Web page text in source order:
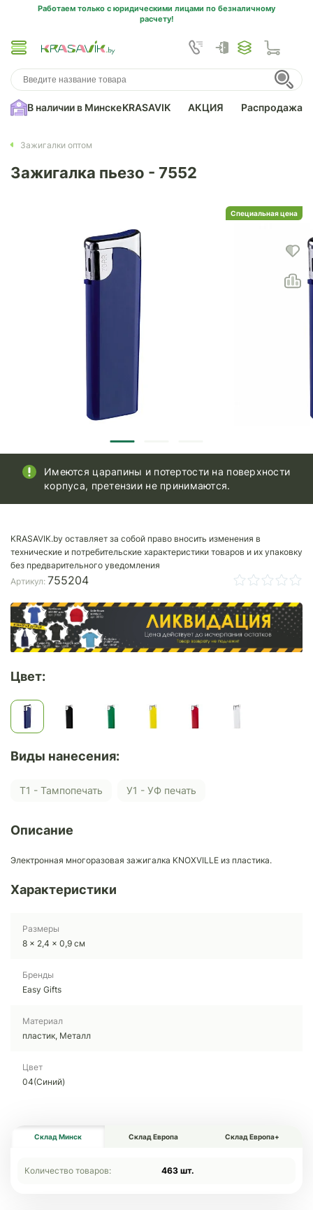
Работаем только с юридическими лицами по безналичному
расчету!
В наличии в МинскеKRASAVIK АКЦИЯ Распродажа
Зажигалки оптом
Зажигалка пьезо - 7552
Специальная цена
Имеются царапины и потертости на поверхности
корпуса, претензии не принимаются.
KRASAVIK.by оставляет за собой право вносить изменения в
технические и потребительские характеристики товаров и их упаковку
без предварительного уведомления
Артикул: 755204
Цвет:
Виды нанесения:
Т1 - Тампопечать У1 - УФ печать
Описание
Электронная многоразовая зажигалка KNOXVILLE из пластика.
Характеристики
Размеры
8 x 2,4 x 0,9 см
Бренды
Easy Gifts
Материал
пластик, Металл
Цвет
04(Синий)
Склад Минск Склад Европа Склад Европа+
Количество товаров: 463 шт.